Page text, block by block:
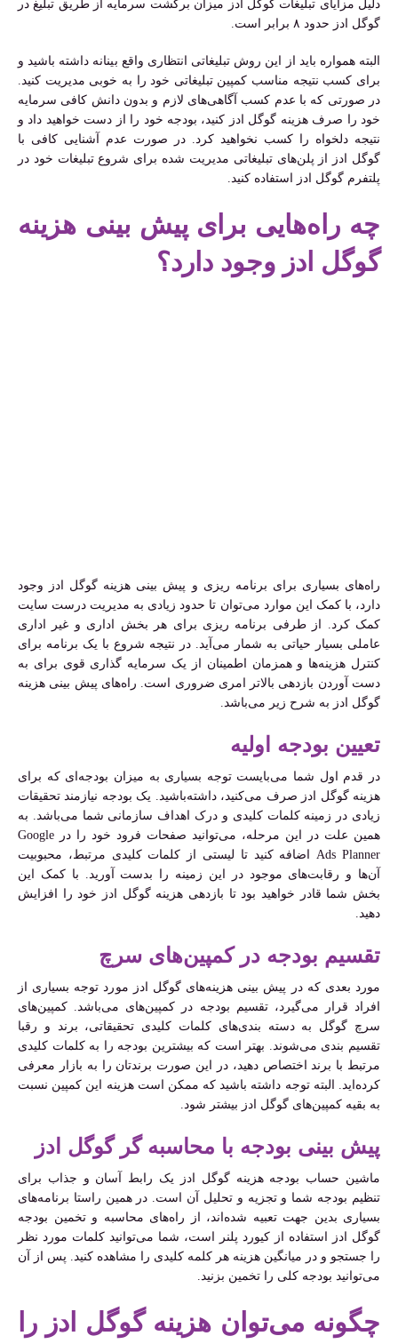
دلیل مزایای تبلیغات گوگل ادز میزان برگشت سرمایه از طریق تبلیغ در
گوگل ادز حدود ۸ برابر است.
البته همواره باید از این روش تبلیغاتی انتظاری واقع بینانه داشته باشید و
برای کسب نتیجه مناسب کمپین تبلیغاتی خود را به خوبی مدیریت کنید.
در صورتی که با عدم کسب آگاهی‌های لازم و بدون دانش کافی سرمایه
خود را صرف هزینه گوگل ادز کنید، بودجه خود را از دست خواهید داد و
نتیجه دلخواه را کسب نخواهید کرد. در صورت عدم آشنایی کافی با
گوگل ادز از پلن‌های تبلیغاتی مدیریت شده برای شروع تبلیغات خود در
پلتفرم گوگل ادز استفاده کنید.
چه راه‌هایی برای پیش بینی هزینه
گوگل ادز وجود دارد؟
راه‌های بسیاری برای برنامه ریزی و پیش بینی هزینه گوگل ادز وجود
دارد، با کمک این موارد می‌توان تا حدود زیادی به مدیریت درست سایت
کمک کرد. از طرفی برنامه ریزی برای هر بخش اداری و غیر اداری
عاملی بسیار حیاتی به شمار می‌آید. در نتیجه شروع با یک برنامه برای
کنترل هزینه‌ها و همزمان اطمینان از یک سرمایه گذاری قوی برای به
دست آوردن بازدهی بالاتر امری ضروری است. راه‌های پیش بینی هزینه
گوگل ادز به شرح زیر می‌باشد.
تعیین بودجه اولیه
در قدم اول شما می‌بایست توجه بسیاری به میزان بودجه‌ای که برای
هزینه گوگل ادز صرف می‌کنید، داشته‌باشید. یک بودجه نیازمند تحقیقات
زیادی در زمینه کلمات کلیدی و درک اهداف سازمانی شما می‌باشد. به
همین علت در این مرحله، می‌توانید صفحات فرود خود را در Google
Ads Planner اضافه کنید تا لیستی از کلمات کلیدی مرتبط، محبوبیت
آن‌ها و رقابت‌های موجود در این زمینه را بدست آورید. با کمک این
بخش شما قادر خواهید بود تا بازدهی هزینه گوگل ادز خود را افزایش
دهید.
تقسیم بودجه در کمپین‌های سرچ
مورد بعدی که در پیش بینی هزینه‌های گوگل ادز مورد توجه بسیاری از
افراد قرار می‌گیرد، تقسیم بودجه در کمپین‌های می‌باشد. کمپین‌های
سرچ گوگل به دسته بندی‌های کلمات کلیدی تحقیقاتی، برند و رقبا
تقسیم بندی می‌شوند. بهتر است که بیشترین بودجه را به کلمات کلیدی
مرتبط با برند اختصاص دهید، در این صورت برندتان را به بازار معرفی
کرده‌اید. البته توجه داشته باشید که ممکن است هزینه این کمپین نسبت
به بقیه کمپین‌های گوگل ادز بیشتر شود.
پیش بینی بودجه با محاسبه گر گوگل ادز
ماشین حساب بودجه هزینه گوگل ادز یک رابط آسان و جذاب برای
تنظیم بودجه شما و تجزیه و تحلیل آن است. در همین راستا برنامه‌های
بسیاری بدین جهت تعبیه شده‌اند، از راه‌های محاسبه و تخمین بودجه
گوگل ادز استفاده از کیورد پلنر است، شما می‌توانید کلمات مورد نظر
را جستجو و در میانگین هزینه هر کلمه کلیدی را مشاهده کنید. پس از آن
می‌توانید بودجه کلی را تخمین بزنید.
چگونه می‌توان هزینه گوگل ادز را